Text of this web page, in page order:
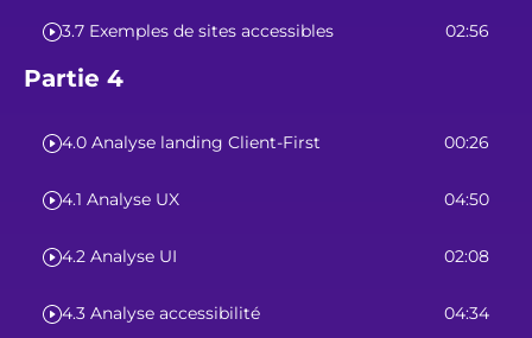
3.7 Exemples de sites accessibles 02:56
Partie 4
4.0 Analyse landing Client-First 00:26
4.1 Analyse UX 04:50
4.2 Analyse UI 02:08
4.3 Analyse accessibilité 04:34